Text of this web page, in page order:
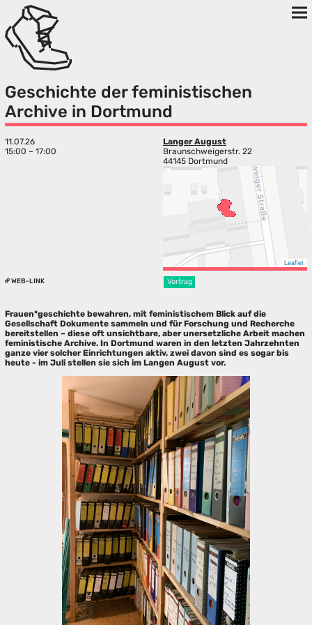
Geschichte der feministischen
Archive in Dortmund
11.07.26
15:00 – 17:00
Langer August
Braunschweigerstr. 22
44145 Dortmund
Leaflet
WEB-LINK Vortrag
Frauen*geschichte bewahren, mit feministischem Blick auf die
Gesellschaft Dokumente sammeln und für Forschung und Recherche
bereitstellen – diese oft unsichtbare, aber unersetzliche Arbeit machen
feministische Archive. In Dortmund waren in den letzten Jahrzehnten
ganze vier solcher Einrichtungen aktiv, zwei davon sind es sogar bis
heute - im Juli stellen sie sich im Langen August vor.